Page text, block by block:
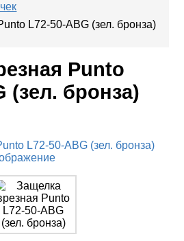
L72-50-ABG (зел. бронза)
Punto
(зел. бронза)